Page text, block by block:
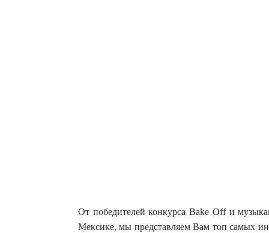
От победителей конкурса Bake Off и
Мексике, мы представляем Вам топ самых